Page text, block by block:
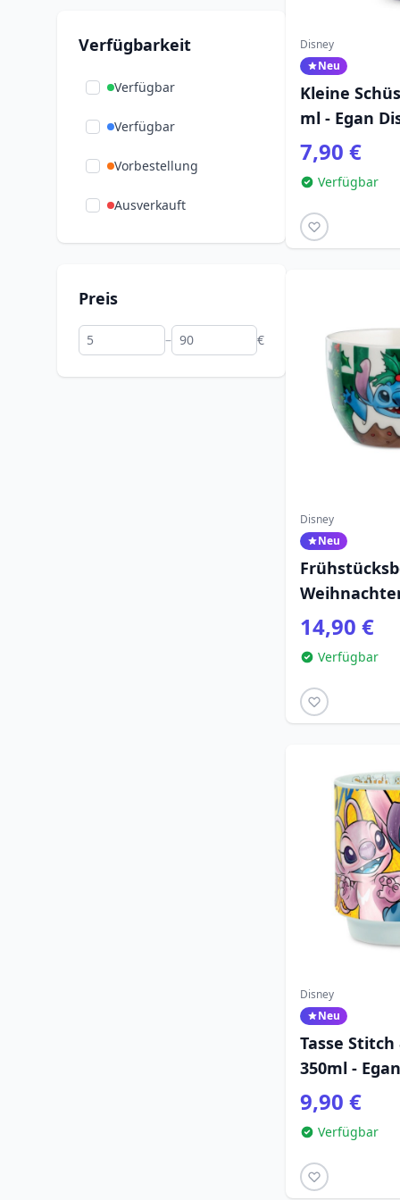
hat einen Haken
Verfügbarkeit
Verfügbar
Verfügbar
Vorbestellung
Ausverkauft
Preis
– €
Disney
Neu
Kleine
ml - Egan
7,90 €
Verfügbar
Disney
Neu
Disney Home
14,90 €
Verfügbar
Disney
Neu
Tasse
350ml -
9,90 €
Verfügbar